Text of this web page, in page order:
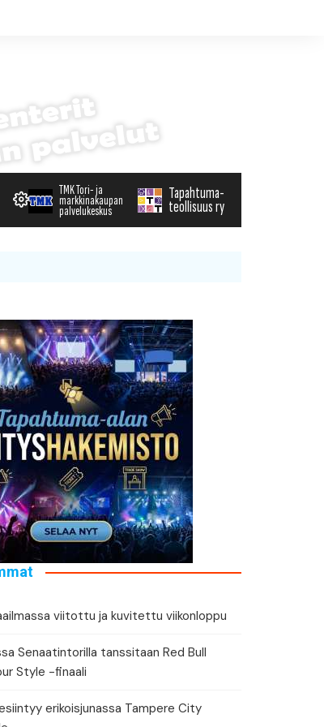
tiedot
TMK Tori- ja
markkinakaupan
palvelukeskus
Tapahtuma-
teollisuus ry
viitottu ja kuvitettu viikonloppu
Senaatintorilla tanssitaan Red Bull
Style -finaali
erikoisjunassa Tampere City